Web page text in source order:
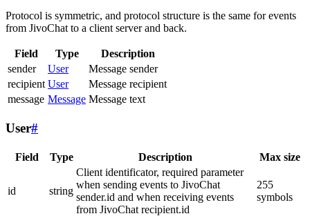
Protocol is symmetric, and protocol structure is the same for events
from JivoChat to a client server and back.
Field Type
Description
sender
User
Message sender
recipient User
Message recipient
message Message Message text
User#
Field Type Description Max size
id string
Client identificator, required parameter
when sending events to JivoChat
sender.id and when receiving events
from JivoChat recipient.id
255
symbols